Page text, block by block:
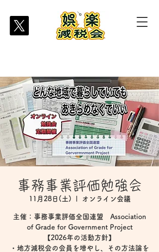
事務事業評価勉強会
11月28日(土) オンライン会議
主催：事務事業評価全国連盟 Association
of Grade for Government Project
【2026年の活動方針】
・地方減税会の会員を増やし、その方法論を